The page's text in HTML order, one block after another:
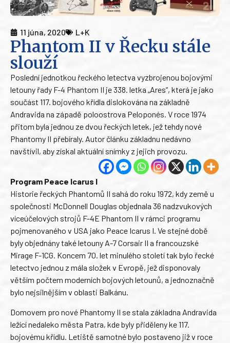
11 júna, 2020 L+K
Phantom II v Řecku stále
slouží
Poslední jednotkou řeckého letectva vyzbrojenou bojovými
letouny řady F-4 Phantom II je 338. letka „Ares“, která je jako
součást 117. bojového křídla dislokována na základně
Andravida na západě poloostrova Peloponés. V roce 1974
přitom byla jednou ze dvou řeckých letek, jež tehdy nové
Phantomy II přebíraly. Autor článku základnu nedávno
navštívil, aby získal aktuální snímky z jejich provozu.
Program Peace Icarus I
Historie řeckých Phantomů II sahá do roku 1972, kdy země u
společnosti McDonnell Douglas objednala 36 nadzvukových
víceúčelových strojů F-4E Phantom II v rámci programu
pojmenovaného v USA jako Peace Icarus I. Ve stejné době
byly objednány také letouny A-7 Corsair II a francouzské
Mirage F-1CG. Koncem 70. let minulého století tak bylo řecké
letectvo jednou z mála složek v Evropě, jež disponovaly
větším počtem moderních bojových letounů, a jednoznačně
bylo nejsilnějším v oblasti Balkánu.
Domovem pro nové Phantomy II se stala základna Andravida
ležící nedaleko města Patra, kde byly přiděleny ke 117.
bojovému křídlu. Letiště samotné bylo postaveno již v roce